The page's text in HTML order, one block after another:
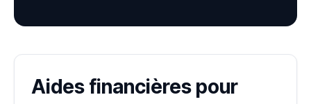
Aides financières pour